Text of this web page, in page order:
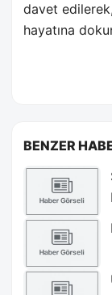
davet
hayatına
BENZER